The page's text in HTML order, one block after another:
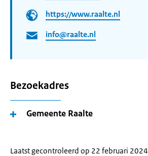
https://www.raalte.nl
info@raalte.nl
Bezoekadres
Gemeente Raalte
Laatst gecontroleerd op 22 februari 2024